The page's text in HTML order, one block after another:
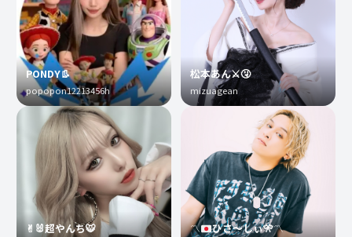
PONDY👢
popopon12213456h
✌︎🐰超やんち🐯
松本あん⚔️🤧
mizuagean
〽️ ひさ〜しぃ🎌〽️